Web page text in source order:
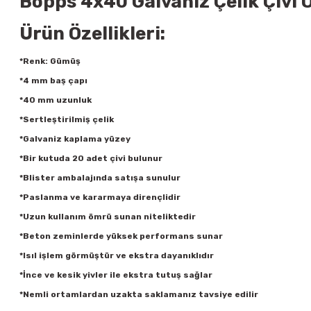
Ürün Özellikleri:
*Renk: Gümüş
*4 mm baş çapı
*40 mm uzunluk
*Sertleştirilmiş çelik
*Galvaniz kaplama yüzey
*Bir kutuda 20 adet çivi bulunur
*Blister ambalajında satışa sunulur
*Paslanma ve kararmaya dirençlidir
*Uzun kullanım ömrü sunan niteliktedir
*Beton zeminlerde yüksek performans sunar
*Isıl işlem görmüştür ve ekstra dayanıklıdır
*İnce ve kesik yivler ile ekstra tutuş sağlar
*Nemli ortamlardan uzakta saklamanız tavsiye edilir